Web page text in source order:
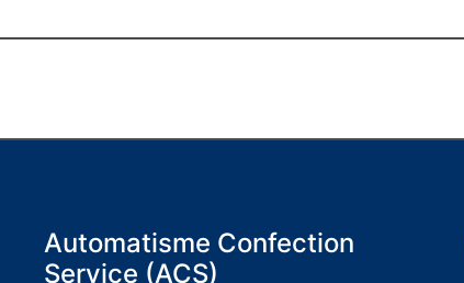
Automatisme Confection
Service (ACS)